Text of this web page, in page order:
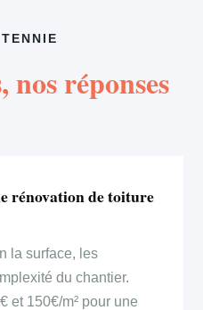
nos réponses
rénovation de toiture
la surface, les
du chantier.
et 150€/m² pour une